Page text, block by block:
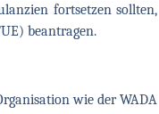
fortsetzen sollten,
beantragen.
wie der WADA